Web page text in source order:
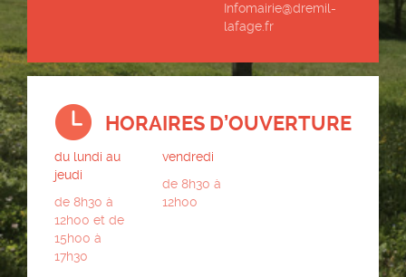
Infomairie@dremil-
lafage.fr
HORAIRES D’OUVERTURE
du lundi au
jeudi
de 8h30 à
12h00 et de
15h00 à
17h30
vendredi
de 8h30 à
12h00